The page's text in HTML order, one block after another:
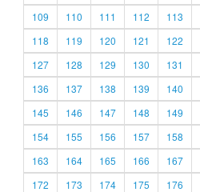
109
110 111 112 113
118
119 120 121 122
127
128 129 130 131
136
137 138 139 140
145
146 147 148 149
154
155 156 157 158
163
164 165 166 167
172
173 174 175 176